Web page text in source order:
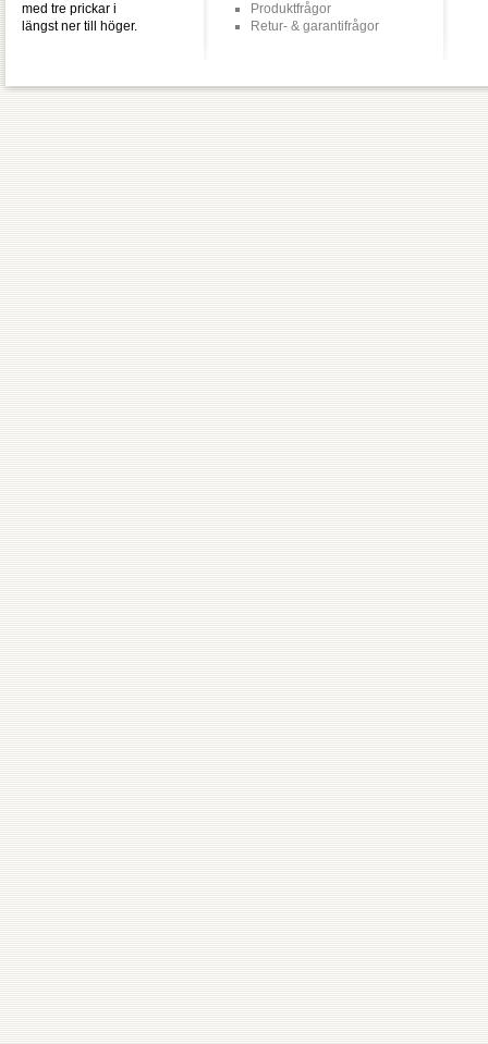
med tre prickar i
längst ner till höger.
Produktfrågor
Retur- & garantifrågor